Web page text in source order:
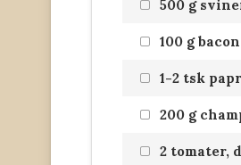
500 g
100 g
1-2 tsk
200 g
2 tomater,